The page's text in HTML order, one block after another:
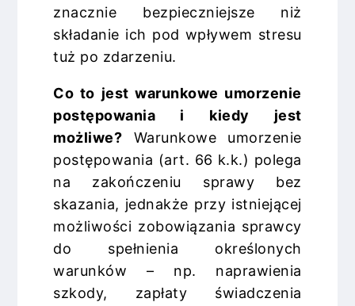
znacznie bezpieczniejsze niż
składanie ich pod wpływem stresu
tuż po zdarzeniu.
Co to jest warunkowe umorzenie
postępowania i kiedy jest
możliwe? Warunkowe umorzenie
postępowania (art. 66 k.k.) polega
na zakończeniu sprawy bez
skazania, jednakże przy istniejącej
możliwości zobowiązania sprawcy
do spełnienia określonych
warunków – np. naprawienia
szkody, zapłaty świadczenia